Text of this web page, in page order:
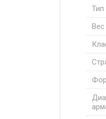
Тип
Вес